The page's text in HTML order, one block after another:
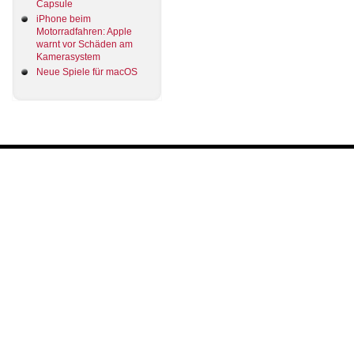
Capsule
iPhone beim
Motorradfahren: Apple
warnt vor Schäden am
Kamerasystem
Neue Spiele für macOS